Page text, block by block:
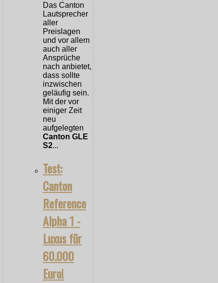
Das Canton
Lautsprecher
aller
Preislagen
und vor allem
auch aller
Ansprüche
nach anbietet,
dass sollte
inzwischen
geläufig sein.
Mit der vor
einiger Zeit
neu
aufgelegten
Canton GLE
S2...
Test:
Canton
Reference
Alpha 1 -
Luxus für
60.000
Euro!